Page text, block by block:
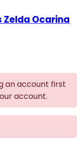
Ocarina
an account first
account.